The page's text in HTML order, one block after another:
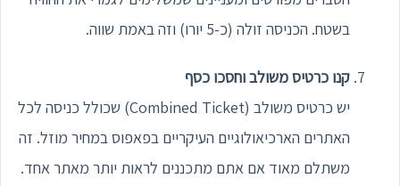
בשטח. הכניסה זולה (כ-5 יורו) וזה באמת שווה.
קנו כרטיס משולב וחסכו כסף
יש כרטיס משולב (Combined Ticket) שכולל כניסה לכל
האתרים הארכיאולוגיים העיקריים בפאפוס במחיר מוזל. זה
משתלם מאוד אם אתם מתכננים לראות יותר מאתר אחד.